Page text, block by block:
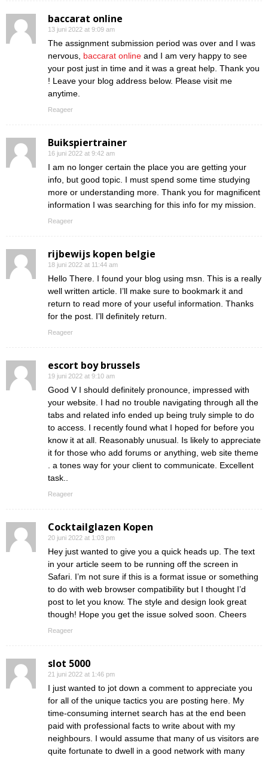
baccarat online
13 juni 2022 at 9:09 am
The assignment submission period was over and I was
nervous, baccarat online and I am very happy to see
your post just in time and it was a great help. Thank you
! Leave your blog address below. Please visit me
anytime.
Reageer
Buikspiertrainer
16 juni 2022 at 9:42 am
I am no longer certain the place you are getting your
info, but good topic. I must spend some time studying
more or understanding more. Thank you for magnificent
information I was searching for this info for my mission.
Reageer
rijbewijs kopen belgie
18 juni 2022 at 11:44 am
Hello There. I found your blog using msn. This is a really
well written article. I’ll make sure to bookmark it and
return to read more of your useful information. Thanks
for the post. I’ll definitely return.
Reageer
escort boy brussels
19 juni 2022 at 9:10 am
Good V I should definitely pronounce, impressed with
your website. I had no trouble navigating through all the
tabs and related info ended up being truly simple to do
to access. I recently found what I hoped for before you
know it at all. Reasonably unusual. Is likely to appreciate
it for those who add forums or anything, web site theme
. a tones way for your client to communicate. Excellent
task..
Reageer
Cocktailglazen Kopen
20 juni 2022 at 1:03 pm
Hey just wanted to give you a quick heads up. The text
in your article seem to be running off the screen in
Safari. I’m not sure if this is a format issue or something
to do with web browser compatibility but I thought I’d
post to let you know. The style and design look great
though! Hope you get the issue solved soon. Cheers
Reageer
slot 5000
21 juni 2022 at 1:46 pm
I just wanted to jot down a comment to appreciate you
for all of the unique tactics you are posting here. My
time-consuming internet search has at the end been
paid with professional facts to write about with my
neighbours. I would assume that many of us visitors are
quite fortunate to dwell in a good network with many